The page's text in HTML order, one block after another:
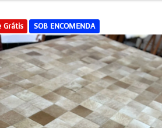
Grátis SOB ENCOMENDA